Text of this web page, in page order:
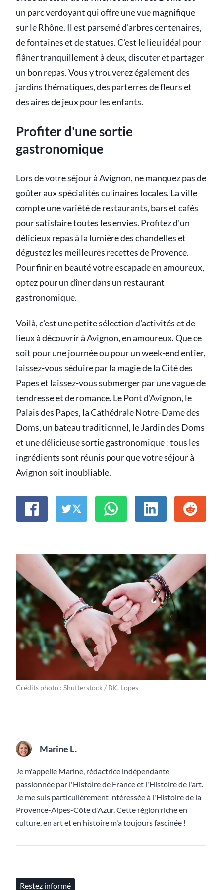
un parc verdoyant qui offre une vue magnifique
sur le Rhône. Il est parsemé d'arbres centenaires,
de fontaines et de statues. C'est le lieu idéal pour
flâner tranquillement à deux, discuter et partager
un bon repas. Vous y trouverez également des
jardins thématiques, des parterres de fleurs et
des aires de jeux pour les enfants.
Profiter d'une sortie
gastronomique
Lors de votre séjour à Avignon, ne manquez pas de
goûter aux spécialités culinaires locales. La ville
compte une variété de restaurants, bars et cafés
pour satisfaire toutes les envies. Profitez d'un
délicieux repas à la lumière des chandelles et
dégustez les meilleures recettes de Provence.
Pour finir en beauté votre escapade en amoureux,
optez pour un dîner dans un restaurant
gastronomique.
Voilà, c'est une petite sélection d'activités et de
lieux à découvrir à Avignon, en amoureux. Que ce
soit pour une journée ou pour un week-end entier,
laissez-vous séduire par la magie de la Cité des
Papes et laissez-vous submerger par une vague de
tendresse et de romance. Le Pont d'Avignon, le
Palais des Papes, la Cathédrale Notre-Dame des
Doms, un bateau traditionnel, le Jardin des Doms
et une délicieuse sortie gastronomique : tous les
ingrédients sont réunis pour que votre séjour à
Avignon soit inoubliable.
Crédits photo : Shutterstock / BK. Lopes
Marine L.
Je m'appelle Marine, rédactrice indépendante
passionnée par l'Histoire de France et l'Histoire de l'art.
Je me suis particulièrement intéressée à l'Histoire de la
Provence-Alpes-Côte d'Azur. Cette région riche en
culture, en art et en histoire m'a toujours fascinée !
Restez informé